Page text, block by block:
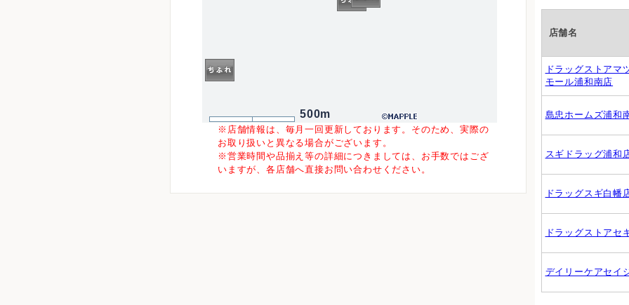
500m
※店舗情報は、毎月一回更新しております。そのため、実際の
お取り扱いと異なる場合がございます。
※営業時間や品揃え等の詳細につきましては、お手数ではござ
いますが、各店舗へ直接お問い合わせください。
店舗名
ドラッグストアマ
モール浦和南店
島忠ホームズ浦和
スギドラッグ浦和
ドラッグスギ白幡
ドラッグストアセ
デイリーケアセイ